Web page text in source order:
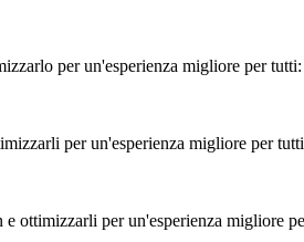
per un'esperienza migliore per tutti:
per un'esperienza migliore per
ottimizzarli per un'esperienza migliore